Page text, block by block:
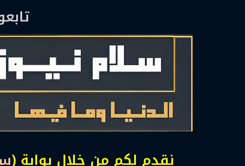
نقدم لكم من خلال بوابة (